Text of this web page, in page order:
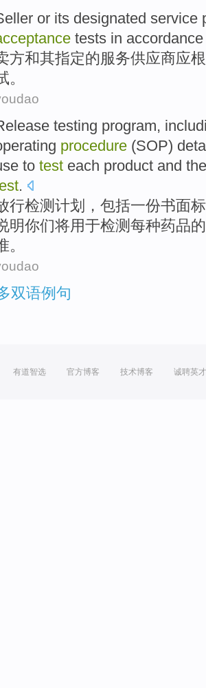
or its designated service
tests in
方和其指定的服务供应商应
。
testing program,
procedure (SOP)
to test each product and the
.
行检测 计划 ， 包括一份书面
明你们将用于检测 每种药品的
。
双语例句
有道智选 官方博客 技术博客 诚聘英才